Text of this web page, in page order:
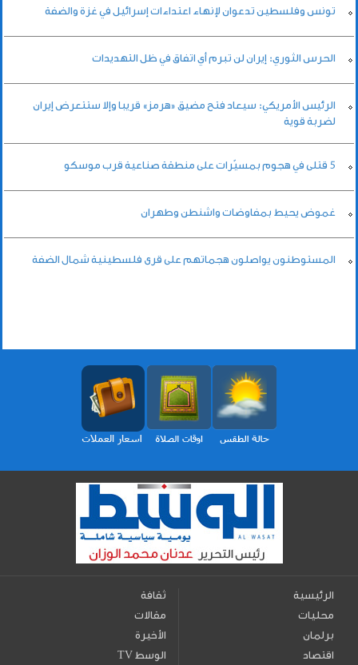
تونس وفلسطين تدعوان لإنهاء اعتداءات إسرائيل في غزة والضفة
الحرس الثوري: إيران لن تبرم أي اتفاق في ظل التهديدات
الرئيس الأمريكي: سيعاد فتح مضيق «هرمز» قريبا وإلا ستتعرض إيران
لضربة قوية
5 قتلى في هجوم بمسيّرات على منطقة صناعية قرب موسكو
غموض يحيط بمفاوضات واشنطن وطهران
المستوطنون يواصلون هجماتهم على قرى فلسطينية شمال الضفة
الرئيسية
محليات
برلمان
اقتصاد
ثقافة
مقالات
الأخيرة
TV الوسط